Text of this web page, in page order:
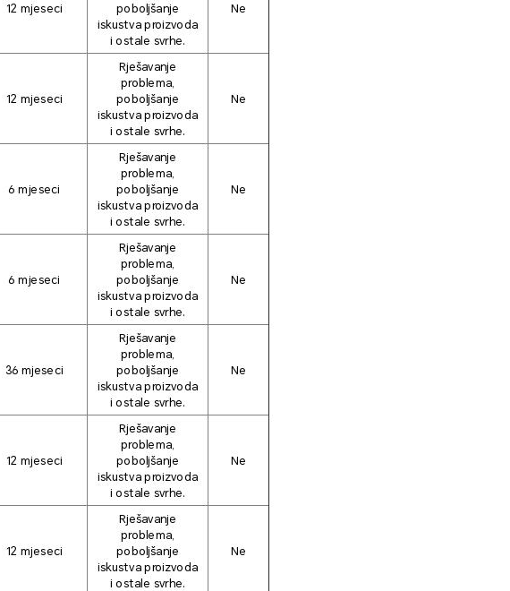
12 mjeseci
poboljšanje
iskustva proizvoda
i ostale svrhe.
Ne
12 mjeseci
Rješavanje
problema,
poboljšanje
iskustva proizvoda
i ostale svrhe.
Ne
6 mjeseci
Rješavanje
problema,
poboljšanje
iskustva proizvoda
i ostale svrhe.
Ne
6 mjeseci
Rješavanje
problema,
poboljšanje
iskustva proizvoda
i ostale svrhe.
Ne
36 mjeseci
Rješavanje
problema,
poboljšanje
iskustva proizvoda
i ostale svrhe.
Ne
12 mjeseci
Rješavanje
problema,
poboljšanje
iskustva proizvoda
i ostale svrhe.
Ne
12 mjeseci
Rješavanje
problema,
poboljšanje
iskustva proizvoda
i ostale svrhe.
Ne